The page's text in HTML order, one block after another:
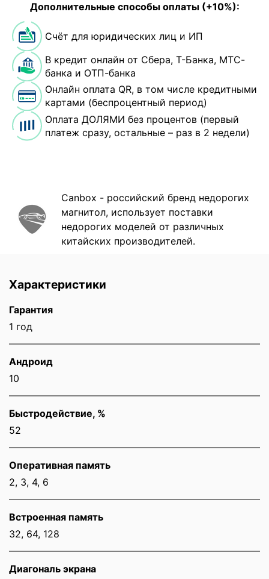
Дополнительные способы оплаты (+10%):
Счёт для юридических лиц и ИП
В кредит онлайн от Сбера, Т-Банка, МТС-
банка и ОТП-банка
Онлайн оплата QR, в том числе кредитными
картами (беспроцентный период)
Оплата ДОЛЯМИ без процентов (первый
платеж сразу, остальные – раз в 2 недели)
Canbox - российский бренд недорогих
магнитол, использует поставки
недорогих моделей от различных
китайских производителей.
Характеристики
Гарантия
1 год
Андроид
10
Быстродействие, %
52
Оперативная память
2, 3, 4, 6
Встроенная память
32, 64, 128
Диагональ экрана